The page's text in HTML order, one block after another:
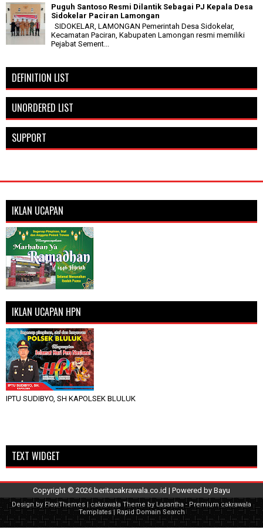
Puguh Santoso Resmi Dilantik Sebagai PJ Kepala Desa
Sidokelar Paciran Lamongan
SIDOKELAR, LAMONGAN Pemerintah Desa Sidokelar,
Kecamatan Paciran, Kabupaten Lamongan resmi memiliki
Pejabat Sement...
DEFINITION LIST
UNORDERED LIST
SUPPORT
IKLAN UCAPAN
IKLAN UCAPAN HPN
IPTU SUDIBYO, SH KAPOLSEK BLULUK
TEXT WIDGET
Copyright © 2026 beritacakrawala.co.id | Powered by Bayu
Design by FlexiThemes| cakrawala Theme by Lasantha -Premium cakrawala
Templates| Rapid Domain Search